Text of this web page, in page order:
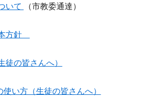
いて （市教委通達）
方針
の皆さんへ）
い方（生徒の皆さんへ）